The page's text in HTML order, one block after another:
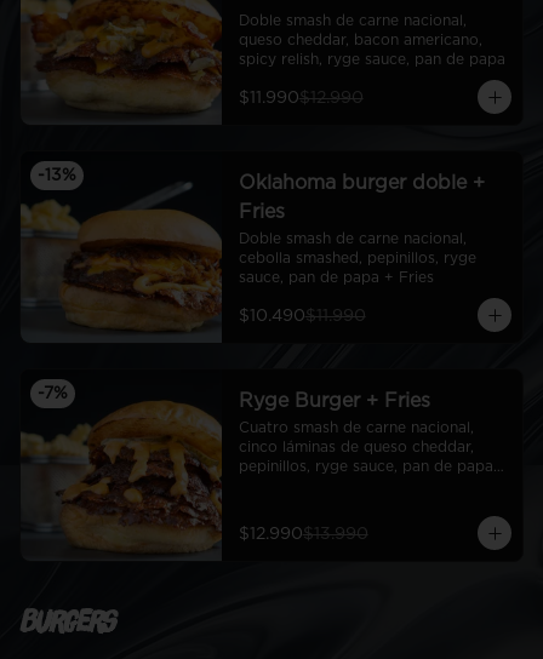
Doble smash de carne nacional,
queso cheddar, bacon americano,
spicy relish, ryge sauce, pan de papa
$11.990$12.990
-13%
Oklahoma burger doble +
Fries
Doble smash de carne nacional,
cebolla smashed, pepinillos, ryge
sauce, pan de papa + Fries
$10.490$11.990
-7% Ryge Burger + Fries
Cuatro smash de carne nacional,
cinco láminas de queso cheddar,
pepinillos, ryge sauce, pan de papa +
$12.990$13.990
Burgers